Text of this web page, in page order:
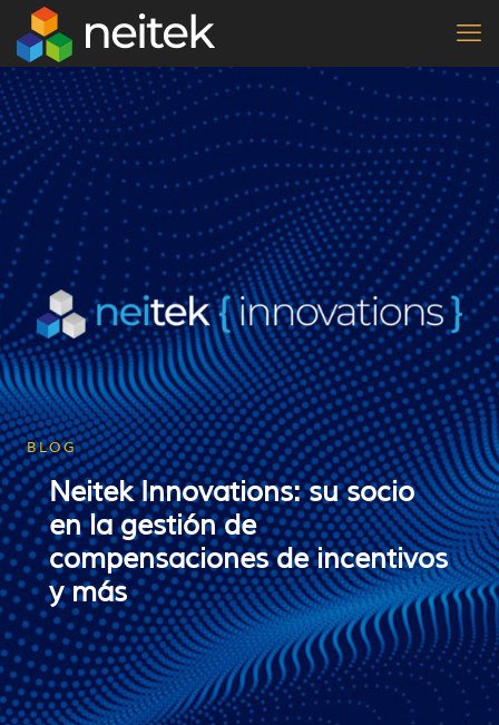
BLOG
Neitek Innovations: su socio
en la gestión de
compensaciones de incentivos
y más